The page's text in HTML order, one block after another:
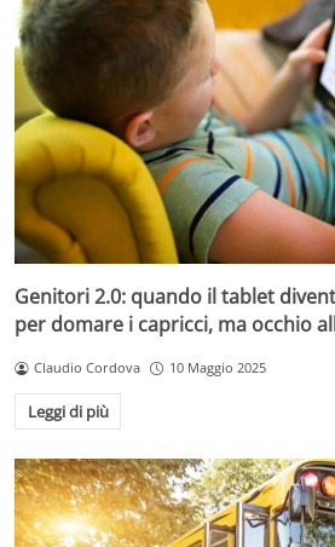
Genitori 2.0: quando il tablet
per domare i capricci, ma occhio
Claudio Cordova 10 Maggio 2025
Leggi di più